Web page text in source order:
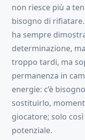
non riesce più a
bisogno di
ha sempre
determinazione,
troppo tardi, ma
permanenza in
energie: c’è
sostituirlo,
giocatore; solo
potenziale.